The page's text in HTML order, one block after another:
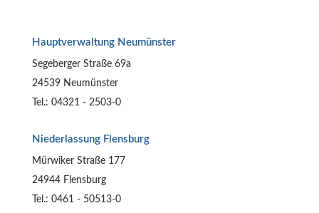
Hauptverwaltung Neumünster
Segeberger Straße 69a
24539 Neumünster
Tel.: 04321 - 2503-0
Niederlassung Flensburg
Mürwiker Straße 177
24944 Flensburg
Tel.: 0461 - 50513-0